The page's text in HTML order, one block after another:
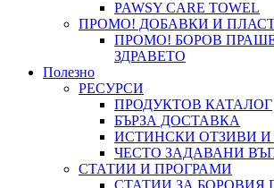
PAWSY CARE TOWEL
ПРОМО! ДОБАВКИ И
ПРОМО! БОРОВ
ЗДРАВЕТО
Полезно
РЕСУРСИ
ПРОДУКТОВ КАТАЛОГ
БЪРЗА ДОСТАВКА
ИСТИНСКИ ОТЗИВИ И
ЧЕСТО ЗАДАВАНИ
СТАТИИ И ПРОГРАМИ
СТАТИИ ЗА БОРОВИЯ